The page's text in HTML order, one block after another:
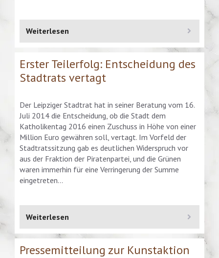
Weiterlesen
Erster Teilerfolg: Entscheidung des
Stadtrats vertagt
Der Leipziger Stadtrat hat in seiner Beratung vom 16.
Juli 2014 die Entscheidung, ob die Stadt dem
Katholikentag 2016 einen Zuschuss in Höhe von einer
Million Euro gewähren soll, vertagt. Im Vorfeld der
Stadtratssitzung gab es deutlichen Widerspruch vor
aus der Fraktion der Piratenpartei, und die Grünen
waren immerhin für eine Verringerung der Summe
eingetreten…
Weiterlesen
Pressemitteilung zur Kunstaktion